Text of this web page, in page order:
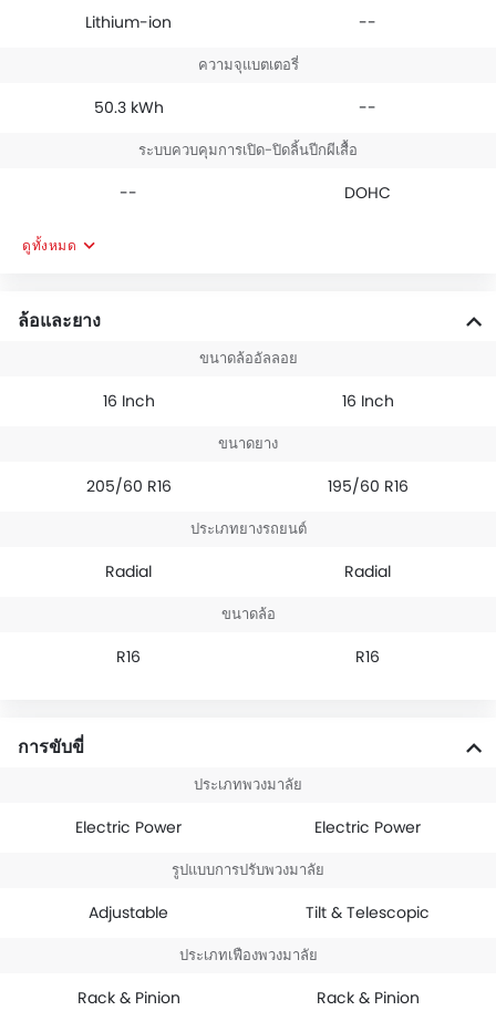
Lithium-ion --
ความจุแบตเตอรี่
50.3 kWh --
ระบบควบคุมการเปิด-ปิดลิ้นปีกผีเสื้อ
-- DOHC
ดูทั้งหมด
ล้อและยาง
ขนาดล้ออัลลอย
16 Inch 16 Inch
ขนาดยาง
205/60 R16 195/60 R16
ประเภทยางรถยนต์
Radial Radial
ขนาดล้อ
R16 R16
การขับขี่
ประเภทพวงมาลัย
Electric Power Electric Power
รูปแบบการปรับพวงมาลัย
Adjustable Tilt & Telescopic
ประเภทเฟืองพวงมาลัย
Rack & Pinion Rack & Pinion